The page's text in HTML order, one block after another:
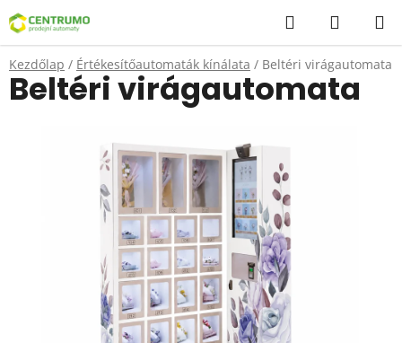
Ugrás
fő
tartalomhoz
KeresésKOSÁR
Kezdőlap / Értékesítőautomaták kínálata / Beltéri virágautomata
Beltéri virágautomata